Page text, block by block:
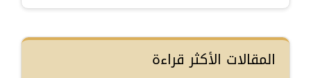
المقالات الأكثر قراءة